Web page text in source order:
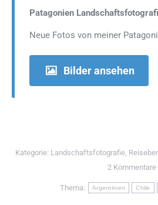
Patagonien
Neue Fotos von meiner
Bilder ansehen
Kategorie: Landschaftsfotografie,
2 Kommentare
Thema: Argentinien Chile